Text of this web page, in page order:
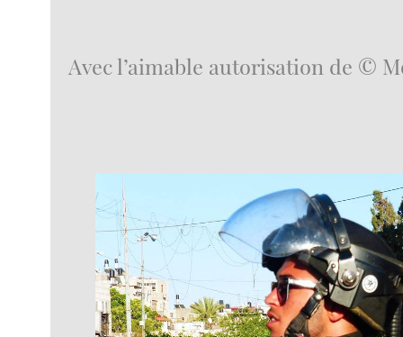
Avec l’aimable autorisation de ©